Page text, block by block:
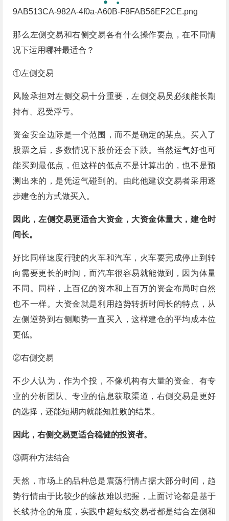
9AB513CA-982A-4f0a-A60B-F8FAB56EF2CE.png
那么左侧交易和右侧交易各有什么操作要点，在不同情
况下运用哪种最适合？
①左侧交易
风险承担对左侧交易十分重要，左侧交易员必须能长期
持有、忍受浮亏。
资金安全边际是一个范围，而不是确定的某点。买入了
股票之后，多数情况下股价还会下跌。当然运气好也可
能买到最低点，但这样的低点不是计算出的，也不是预
测出来的，是凭运气碰到的。由此他建议交易者采用逐
步建仓的方式做买入。
因此，左侧交易更适合大资金，大资金体量大，建仓时
间长。
好比同样速度行驶的火车和汽车，火车要完成停止到转
向需要更长的时间，而汽车很容易就能做到，因为体量
不同。同样，上百亿的资本和上百万的资金布局时自然
也不一样。大资金就是利用趋势转折时间长的特点，从
左侧逆势到右侧顺势一直买入，这样建仓的平均成本位
更低。
②右侧交易
不少人认为，作为个投，不像机构有大量的资金、有专
业的分析团队、专业的信息获取渠道，右侧交易是更好
的选择，还能短期内就能知胜败的结果。
因此，右侧交易更适合稳健的投资者。
③两种方法结合
天然，市场上的品种总是震荡行情占据大部分时间，趋
势行情由于比较少的缘故难以把握，上面讨论都是基于
长线持仓的角度，实践中超短线交易者都是结合左侧和